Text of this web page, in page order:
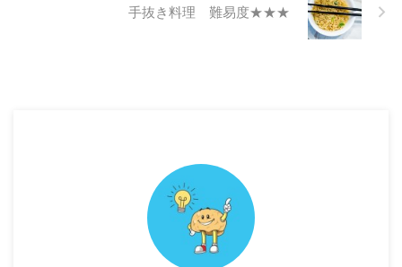
手抜き料理 難易度★★★